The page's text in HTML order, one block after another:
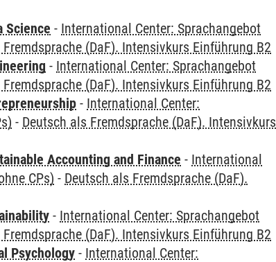
Science - International Center: Sprachangebot
(DaF). Intensivkurs Einführung B2
- International Center: Sprachangebot
(DaF). Intensivkurs Einführung B2
- International Center:
- Deutsch als Fremdsprache (DaF). Intensivkurs
Accounting and Finance - International
CPs) - Deutsch als Fremdsprache (DaF).
- International Center: Sprachangebot
(DaF). Intensivkurs Einführung B2
Psychology - International Center: